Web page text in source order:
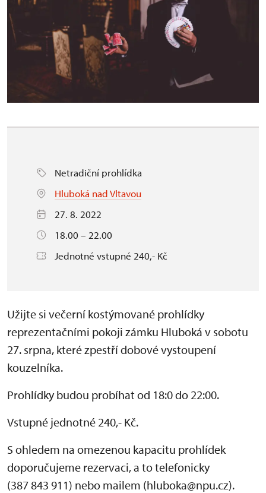
Netradiční prohlídka
Hluboká nad Vltavou
27. 8. 2022
18.00 – 22.00
Jednotné vstupné 240,- Kč
Užijte si večerní kostýmované prohlídky
reprezentačními pokoji zámku Hluboká v sobotu
27. srpna, které zpestří dobové vystoupení
kouzelníka.
Prohlídky budou probíhat od 18:0 do 22:00.
Vstupné jednotné 240,- Kč.
S ohledem na omezenou kapacitu prohlídek
doporučujeme rezervaci, a to telefonicky
(387 843 911) nebo mailem (hluboka@npu.cz).